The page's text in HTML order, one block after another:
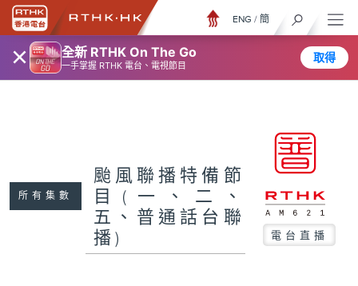
× 全新 RTHK On The Go
一手掌握 RTHK 電台、電視節目
取得
ENG / 簡
所有集數
颱風聯播特備節
目(一、二、
五、普通話台聯
播)
電台直播